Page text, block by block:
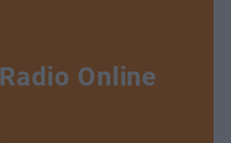
Radio Online